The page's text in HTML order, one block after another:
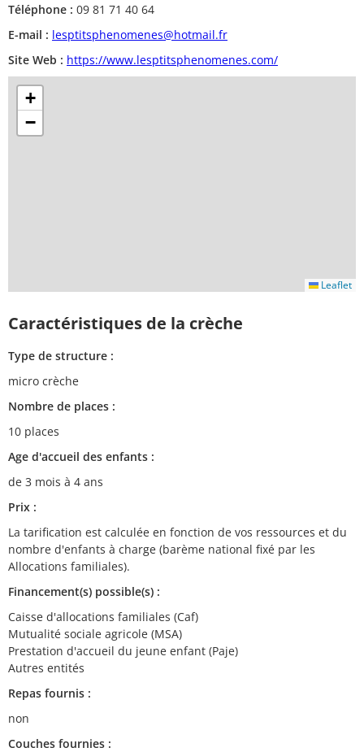
Téléphone : 09 81 71 40 64
E-mail : lesptitsphenomenes@hotmail.fr
Site Web : https://www.lesptitsphenomenes.com/
+
−
Leaflet
Caractéristiques de la crèche
Type de structure :
micro crèche
Nombre de places :
10 places
Age d'accueil des enfants :
de 3 mois à 4 ans
Prix :
La tarification est calculée en fonction de vos ressources et du
nombre d'enfants à charge (barème national fixé par les
Allocations familiales).
Financement(s) possible(s) :
Caisse d'allocations familiales (Caf)
Mutualité sociale agricole (MSA)
Prestation d'accueil du jeune enfant (Paje)
Autres entités
Repas fournis :
non
Couches fournies :